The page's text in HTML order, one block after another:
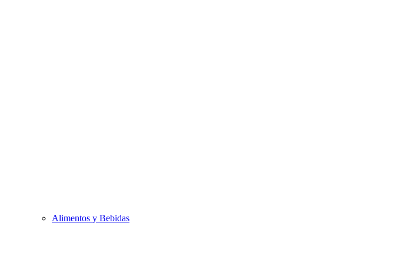
Alimentos y Bebidas